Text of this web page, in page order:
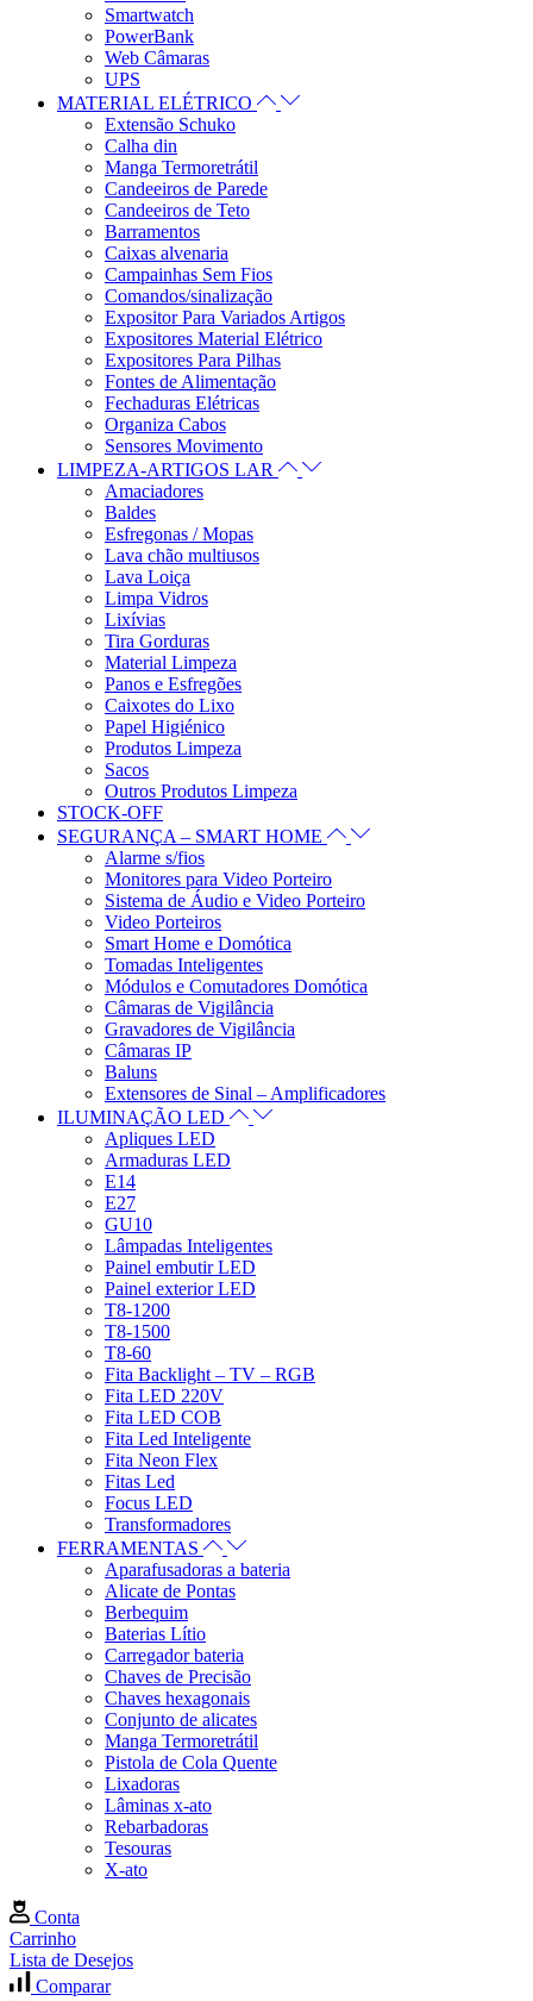
Smartwatch
PowerBank
Web Câmaras
UPS
MATERIAL ELÉTRICO
Extensão Schuko
Calha din
Manga Termoretrátil
Candeeiros de Parede
Candeeiros de Teto
Barramentos
Caixas alvenaria
Campainhas Sem Fios
Comandos/sinalização
Expositor Para Variados Artigos
Expositores Material Elétrico
Expositores Para Pilhas
Fontes de Alimentação
Fechaduras Elétricas
Organiza Cabos
Sensores Movimento
LIMPEZA-ARTIGOS LAR
Amaciadores
Baldes
Esfregonas / Mopas
Lava chão multiusos
Lava Loiça
Limpa Vidros
Lixívias
Tira Gorduras
Material Limpeza
Panos e Esfregões
Caixotes do Lixo
Papel Higiénico
Produtos Limpeza
Sacos
Outros Produtos Limpeza
STOCK-OFF
SEGURANÇA – SMART HOME
Alarme s/fios
Monitores para Video Porteiro
Sistema de Áudio e Video Porteiro
Video Porteiros
Smart Home e Domótica
Tomadas Inteligentes
Módulos e Comutadores Domótica
Câmaras de Vigilância
Gravadores de Vigilância
Câmaras IP
Baluns
Extensores de Sinal – Amplificadores
ILUMINAÇÃO LED
Apliques LED
Armaduras LED
E14
E27
GU10
Lâmpadas Inteligentes
Painel embutir LED
Painel exterior LED
T8-1200
T8-1500
T8-60
Fita Backlight – TV – RGB
Fita LED 220V
Fita LED COB
Fita Led Inteligente
Fita Neon Flex
Fitas Led
Focus LED
Transformadores
FERRAMENTAS
Aparafusadoras a bateria
Alicate de Pontas
Berbequim
Baterias Lítio
Carregador bateria
Chaves de Precisão
Chaves hexagonais
Conjunto de alicates
Manga Termoretrátil
Pistola de Cola Quente
Lixadoras
Lâminas x-ato
Rebarbadoras
Tesouras
X-ato
Conta
Carrinho
Lista de Desejos
Comparar